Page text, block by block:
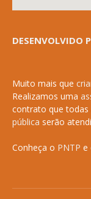
DESENVOLVIDO
Muito mais que
Realizamos uma
contrato que todas
pública serão
Conheça o PNTP e